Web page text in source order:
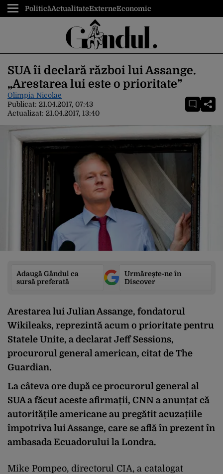
PoliticăActualitateExterneEconomic
SUA îi declară război lui Assange.
„Arestarea lui este o prioritate”
Olimpia Nicolae
Publicat: 21.04.2017, 07:43
Actualizat: 21.04.2017, 13:40
Adaugă Gândul ca
sursă preferată
Urmărește-ne în
Discover
Arestarea lui Julian Assange, fondatorul
Wikileaks, reprezintă acum o prioritate pentru
Statele Unite, a declarat Jeff Sessions,
procurorul general american, citat de The
Guardian.
La câteva ore după ce procurorul general al
SUA a făcut aceste afirmații, CNN a anunțat că
autoritățile americane au pregătit acuzațiile
împotriva lui Assange, care se află în prezent în
ambasada Ecuadorului la Londra.
Mike Pompeo, directorul CIA, a catalogat